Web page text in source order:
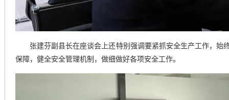
张建芬副县长在座谈会上还特别强调要紧抓安全生产工作，始
保障，健全安全管理机制，做细做好各项安全工作。